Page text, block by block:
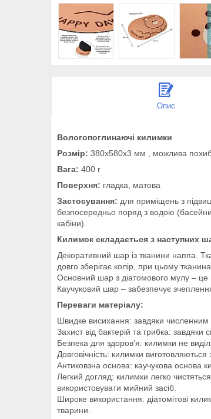
Опис
Вологопоглинаючі килимки
Розмір: 380х580х3 мм , можлива
Вага: 400 г
Поверхня: гладка, матова
Застосування: для приміщень з
безпосередньо поряд з водою
кабіни).
Килимок складається з наступних
Декоративний шар із тканини наппа.
довго зберігає колір, при цьому
Основний шар з діатомового мулу – це
Каучуковий шар – забезпечує
Переваги матеріалу:
Швидке висихання: завдяки численним
Захист від бактерій та грибка: завдяки
Безпека для здоров'я: килимки не
Довговічність: килимки
Антиковзна основа: каучукова основа
Легкий догляд: килимки легко
використовувати мийний засіб.
Широке використання: діатомітові
тварини.